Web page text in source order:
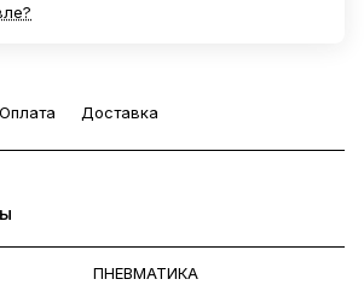
Оплата Доставка
ПНЕВМАТИКА